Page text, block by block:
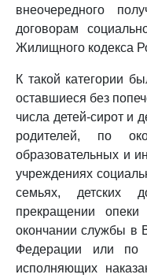
внеочередного
договорам
Жилищного кодекса
К такой категории
оставшиеся без
числа детей-сирот и
родителей, по
образовательных и
учреждениях
семьях, детских
прекращении опеки
окончании службы в
Федерации или по
исполняющих